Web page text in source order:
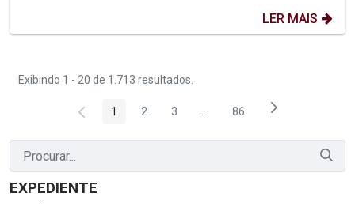
LER MAIS
Exibindo 1 - 20 de 1.713 resultados.
Página
1 Página
2 Página
3 Páginas intermediárias Usar
Página
86
EXPEDIENTE